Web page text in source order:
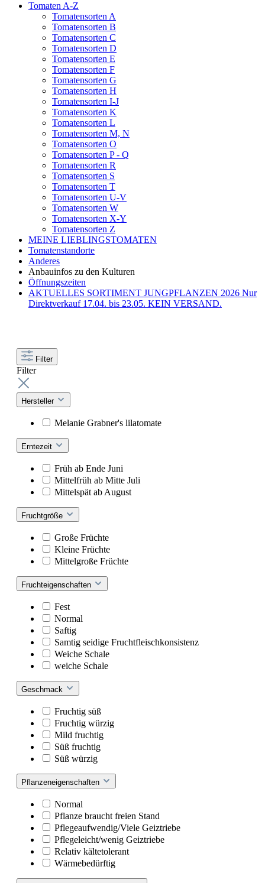
Tomaten A-Z
Tomatensorten A
Tomatensorten B
Tomatensorten C
Tomatensorten D
Tomatensorten E
Tomatensorten F
Tomatensorten G
Tomatensorten H
Tomatensorten I-J
Tomatensorten K
Tomatensorten L
Tomatensorten M, N
Tomatensorten O
Tomatensorten P - Q
Tomatensorten R
Tomatensorten S
Tomatensorten T
Tomatensorten U-V
Tomatensorten W
Tomatensorten X-Y
Tomatensorten Z
MEINE LIEBLINGSTOMATEN
Tomatenstandorte
Anderes
Anbauinfos zu den Kulturen
Öffnungszeiten
AKTUELLES SORTIMENT JUNGPFLANZEN 2026 Nur
Direktverkauf 17.04. bis 23.05. KEIN VERSAND.
Filter
Filter
Hersteller
Melanie Grabner's lilatomate
Erntezeit
Früh ab Ende Juni
Mittelfrüh ab Mitte Juli
Mittelspät ab August
Fruchtgröße
Große Früchte
Kleine Früchte
Mittelgroße Früchte
Fruchteigenschaften
Fest
Normal
Saftig
Samtig seidige Fruchtfleischkonsistenz
Weiche Schale
weiche Schale
Geschmack
Fruchtig süß
Fruchtig würzig
Mild fruchtig
Süß fruchtig
Süß würzig
Pflanzeneigenschaften
Normal
Pflanze braucht freien Stand
Pflegeaufwendig/Viele Geiztriebe
Pflegeleicht/wenig Geiztriebe
Relativ kältetolerant
Wärmebedürftig